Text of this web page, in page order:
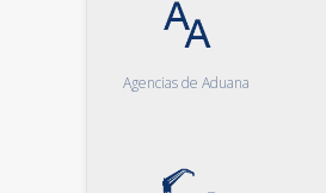
Agencias de Aduana